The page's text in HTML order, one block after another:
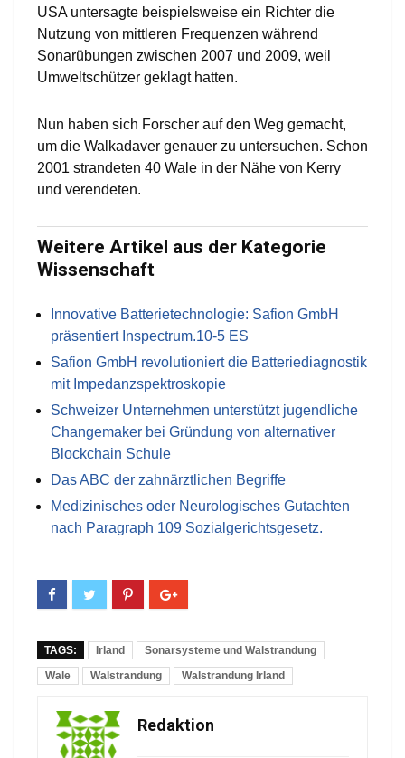
USA untersagte beispielsweise ein Richter die
Nutzung von mittleren Frequenzen während
Sonarübungen zwischen 2007 und 2009, weil
Umweltschützer geklagt hatten.
Nun haben sich Forscher auf den Weg gemacht,
um die Walkadaver genauer zu untersuchen. Schon
2001 strandeten 40 Wale in der Nähe von Kerry
und verendeten.
Weitere Artikel aus der Kategorie
Wissenschaft
Innovative Batterietechnologie: Safion GmbH
präsentiert Inspectrum.10-5 ES
Safion GmbH revolutioniert die Batteriediagnostik
mit Impedanzspektroskopie
Schweizer Unternehmen unterstützt jugendliche
Changemaker bei Gründung von alternativer
Blockchain Schule
Das ABC der zahnärztlichen Begriffe
Medizinisches oder Neurologisches Gutachten
nach Paragraph 109 Sozialgerichtsgesetz.
TAGS: Irland
Sonarsysteme und Walstrandung
Wale
Walstrandung Walstrandung Irland
Redaktion